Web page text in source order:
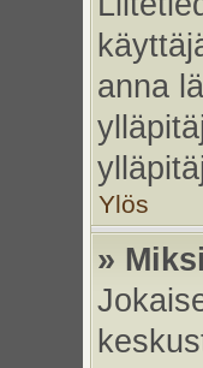
anna
Ylös
»